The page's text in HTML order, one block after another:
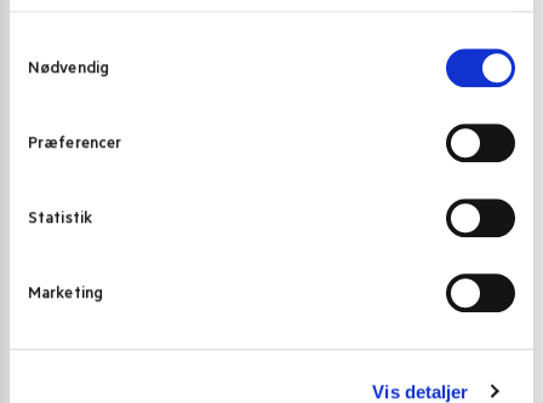
Nødvendig
Præferencer
Statistik
Marketing
Vis detaljer
Gode alternativer til dette produkt